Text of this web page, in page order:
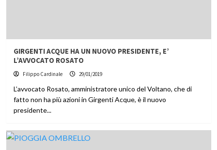
GIRGENTI ACQUE HA UN NUOVO PRESIDENTE, E’
L’AVVOCATO ROSATO
Filippo Cardinale 29/01/2019
L’avvocato Rosato, amministratore unico del Voltano, che di
fatto non ha più azioni in Girgenti Acque, è il nuovo
presidente...